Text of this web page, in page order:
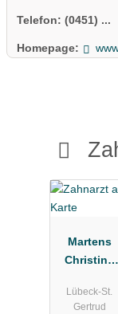
Telefon: (0451) ...
Homepage:
Martens
Christina
Lübeck-St.
Gertrud